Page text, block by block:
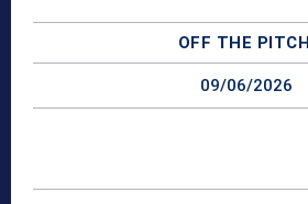
OFF THE PITCH
09/06/2026